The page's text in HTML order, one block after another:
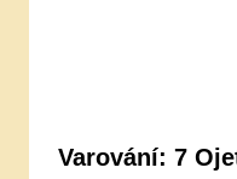
Varování: 7